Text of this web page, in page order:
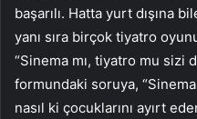
başarılı. Hatta yurt dışına
yanı sıra birçok tiyatro
“Sinema mı, tiyatro mu sizi
formundaki soruya,
nasıl ki çocuklarını ayırt